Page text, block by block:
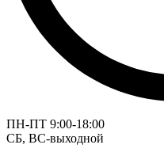
ПН-ПТ 9:00-18:00
СБ, ВС-выходной